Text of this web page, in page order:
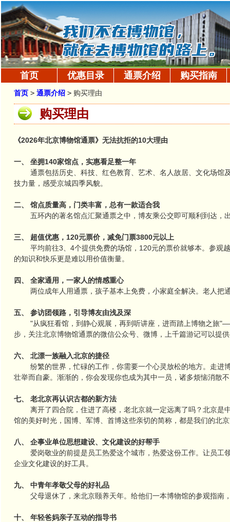
首页 优惠目录 通票介绍 购买指南
首页 > 通票介绍 > 购买理由
购买理由
《2026年北京博物馆通票》无法抗拒的10大理由
一、 坐拥140家馆点，实惠看足整一年
通票包括历史、科技、红色教育、艺术、名人故居、文化场馆
技力量，感受京城四季风貌。
二、 馆点质量高，门类丰富，总有一款适合我
五环内的著名馆点汇聚通票之中，博友乘公交即可顺利到达，
三、 超值优惠，120元票价，减免门票3800元以上
平均前往3、4个提供免费的场馆，120元的票价就够本。参观越
的知识和快乐更是难以用价值衡量。
四、 全家通用，一家人的情感重心
两位成年人用通票，孩子基本上免费，小家庭全解决。老人把
五、 参访团领路，引导博友由浅及深
"从疯狂看馆，到静心观展，再到听讲座，进而踏上博物之旅
步，关注北京博物馆通票的微信公众号、微博，上千篇游记可以提
六、 北漂一族融入北京的捷径
纷繁的世界，忙碌的工作，你需要一个心灵放松的地方。走进
壮举而自豪。渐渐的，你会发现你也成为其中一员，诸多烦恼消散
七、 老北京再认识古都的新方法
离开了四合院，住进了高楼，老北京就一定远离了吗？北京是
馆的美好时光，国博、军博、首博这些亲切的简称，都是我们的北
八、 企事业单位思想建设、文化建设的好帮手
爱岗敬业的前提是员工热爱这个城市，热爱这份工作。让员工
企业文化建设的好工具。
九、 中青年孝敬父母的好礼品
父母退休了，来北京颐养天年。给他们一本博物馆的参观指南
十、 年轻爸妈亲子互动的指导书